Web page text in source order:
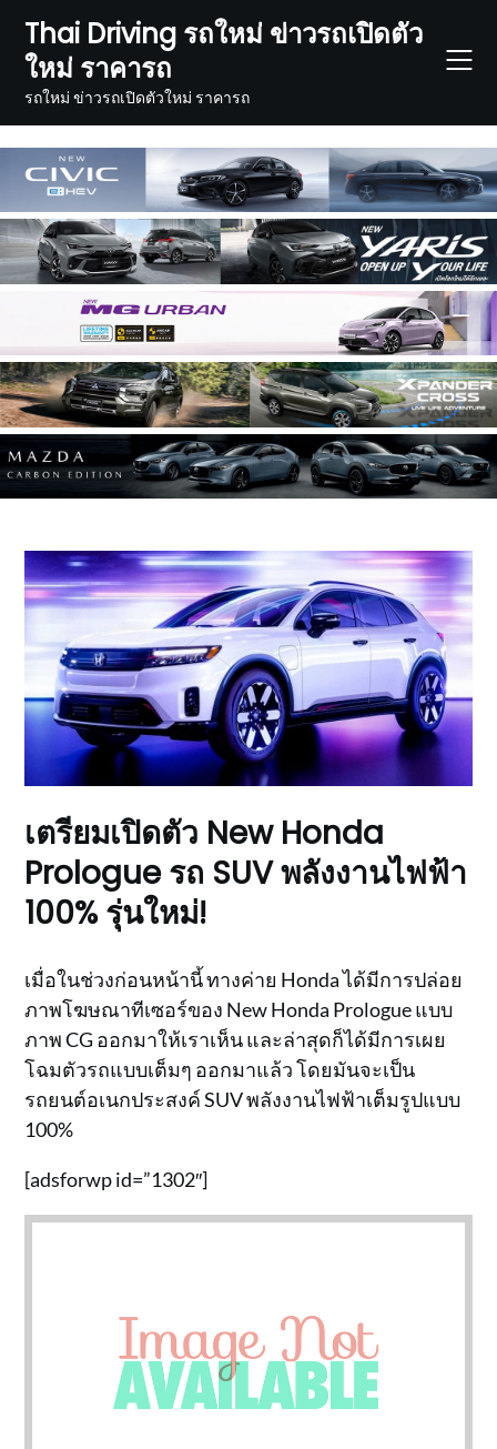
content
Thai Driving รถใหม่ ข่าวรถเปิดตัว
ใหม่ ราคารถ
รถใหม่ ข่าวรถเปิดตัวใหม่ ราคารถ
เตรียมเปิดตัว New Honda
Prologue รถ SUV พลังงานไฟฟ้า
100% รุ่นใหม่!
เมื่อในช่วงก่อนหน้านี้ ทางค่าย Honda ได้มีการปล่อย
ภาพโฆษณาทีเซอร์ของ New Honda Prologue แบบ
ภาพ CG ออกมาให้เราเห็น และล่าสุดก็ได้มีการเผย
โฉมตัวรถแบบเต็มๆ ออกมาแล้ว โดยมันจะเป็น
รถยนต์อเนกประสงค์ SUV พลังงานไฟฟ้าเต็มรูปแบบ
100%
[adsforwp id=”1302″]